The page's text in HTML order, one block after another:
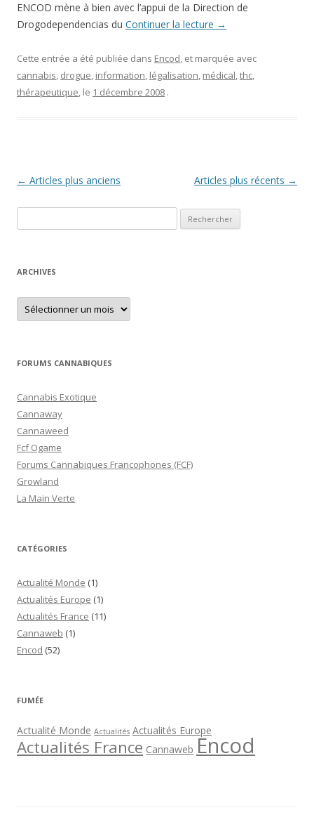
ENCOD mène à bien avec l’appui de la Direction de
Drogodependencias du Continuer la lecture →
Cette entrée a été publiée dans Encod, et marquée avec
cannabis, drogue, information, légalisation, médical,thc,
thérapeutique, le 1 décembre 2008 .
Navigation
← Articles plus anciens Articles plus récents →
ARCHIVES
Archives
FORUMS CANNABIQUES
Cannabis Exotique
Cannaway
Cannaweed
Fcf Ogame
Forums Cannabiques Francophones (FCF)
Growland
La Main Verte
CATÉGORIES
Actualité Monde (1)
Actualités Europe (1)
Actualités France (11)
Cannaweb (1)
Encod (52)
FUMÉE
Actualité Monde Actualités Actualités Europe
Actualités France Cannaweb Encod